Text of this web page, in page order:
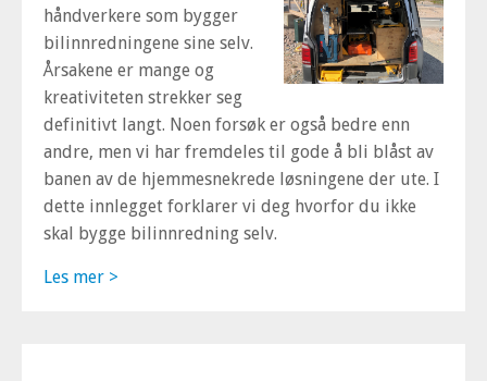
håndverkere som bygger
bilinnredningene sine selv.
Årsakene er mange og
kreativiteten strekker seg
definitivt langt. Noen forsøk er også bedre enn
andre, men vi har fremdeles til gode å bli blåst av
banen av de hjemmesnekrede løsningene der ute. I
dette innlegget forklarer vi deg hvorfor du ikke
skal bygge bilinnredning selv.
Les mer >